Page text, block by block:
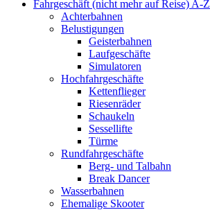
Fahrgeschäft (nicht mehr auf Reise) A-Z
Achterbahnen
Belustigungen
Geisterbahnen
Laufgeschäfte
Simulatoren
Hochfahrgeschäfte
Kettenflieger
Riesenräder
Schaukeln
Sessellifte
Türme
Rundfahrgeschäfte
Berg- und Talbahn
Break Dancer
Wasserbahnen
Ehemalige Skooter